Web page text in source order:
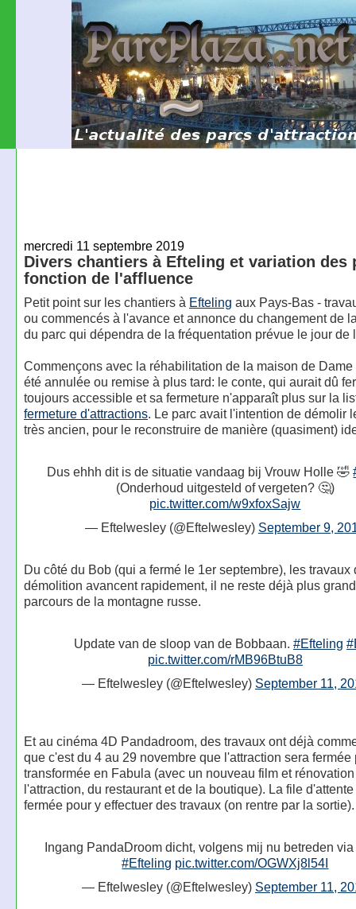
mercredi 11 septembre 2019
Divers chantiers à Efteling et variation des
fonction de l'affluence
Petit point sur les chantiers à Efteling aux Pays-Bas -
ou commencés à l'avance et annonce du changement de
du parc qui dépendra de la fréquentation prévue le jour de
Commençons avec la réhabilitation de la maison de
été annulée ou remise à plus tard: le conte, qui aurait dû
toujours accessible et sa fermeture n'apparaît plus sur la
fermeture d'attractions. Le parc avait l'intention de démolir
très ancien, pour le reconstruire de manière (quasiment)
Dus ehhh dit is de situatie vandaag bij Vrouw Holle 🤣
(Onderhoud uitgesteld of vergeten? 🤔)
pic.twitter.com/w9xfoxSajw
— Eftelwesley (@Eftelwesley) September 9,
Du côté du Bob (qui a fermé le 1er septembre), les travaux
démolition avancent rapidement, il ne reste déjà plus
parcours de la montagne russe.
Update van de sloop van de Bobbaan. #Efteling
pic.twitter.com/rMB96BtuB8
— Eftelwesley (@Eftelwesley) September 11,
Et au cinéma 4D Pandadroom, des travaux ont déjà
que c'est du 4 au 29 novembre que l'attraction sera fermée
transformée en Fabula (avec un nouveau film et
l'attraction, du restaurant et de la boutique). La file
fermée pour y effectuer des travaux (on rentre par la sortie).
Ingang PandaDroom dicht, volgens mij nu betreden
#Efteling pic.twitter.com/OGWXj8l54I
— Eftelwesley (@Eftelwesley) September 11,